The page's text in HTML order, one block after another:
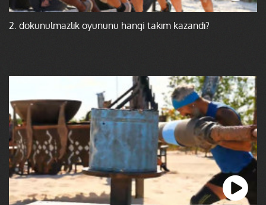
2. dokunulmazlık oyununu hangi takım kazandı?